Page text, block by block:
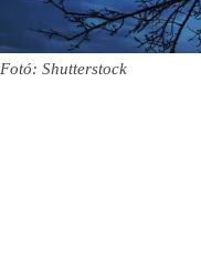
Fotó: Shutterstock